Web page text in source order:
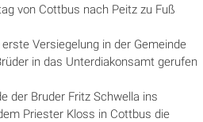
von Cottbus nach Peitz zu Fuß
Versiegelung in der Gemeinde
in das Unterdiakonsamt gerufen
der Bruder Fritz Schwella ins
Priester Kloss in Cottbus die